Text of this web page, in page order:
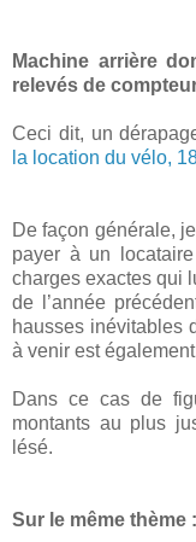
Machine arrière
relevés de
Ceci dit, un
la location du vélo,
De façon générale,
payer à un
charges exactes qui
de l’année
hausses inévitables
à venir est
Dans ce cas de
montants au plus
lésé.
Sur le même thème :